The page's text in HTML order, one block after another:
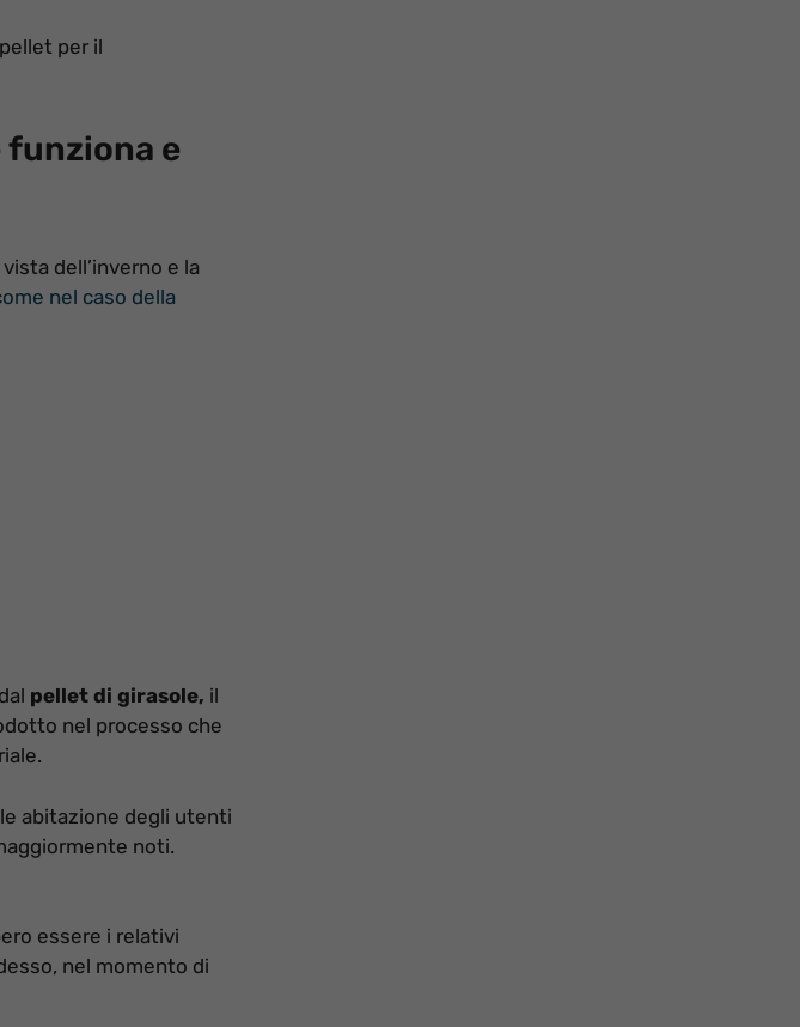
per il
e
dell’inverno e la
nel caso della
pellet di girasole, il
nel processo che
abitazione degli utenti
noti.
essere i relativi
nel momento di